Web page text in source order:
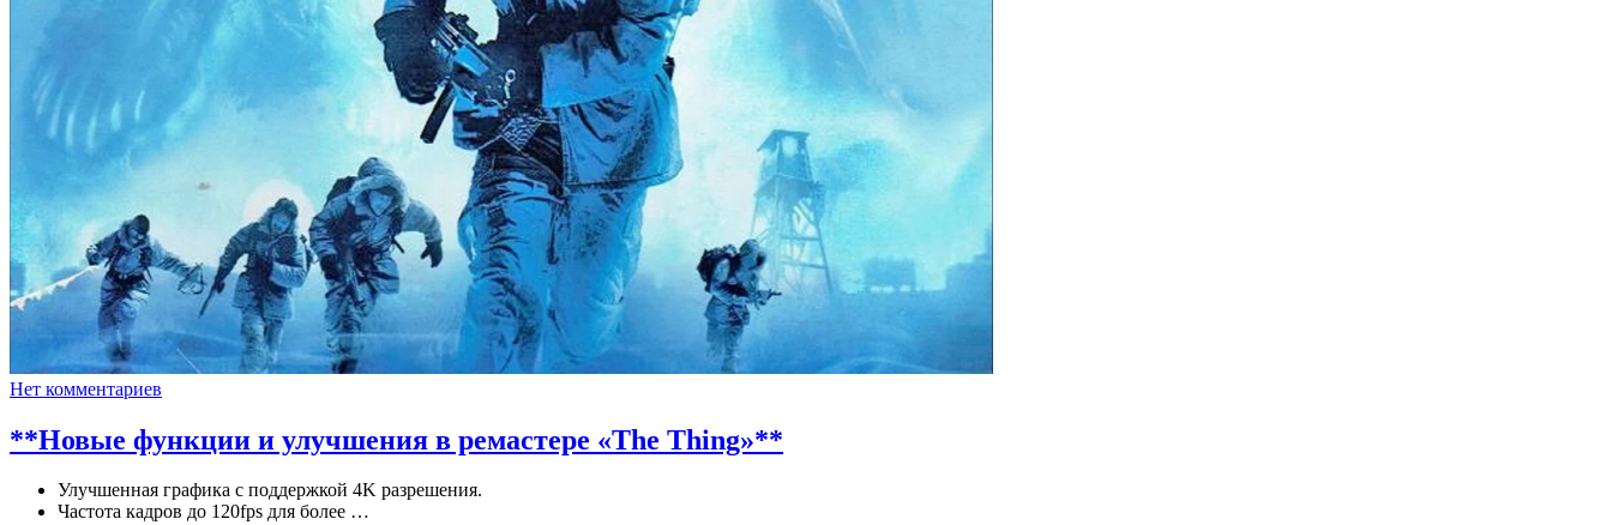
Нет комментариев
**Новые функции и улучшения в ремастере «The Thing»**
Улучшенная графика с поддержкой 4K разрешения.
Частота кадров до 120fps для более …